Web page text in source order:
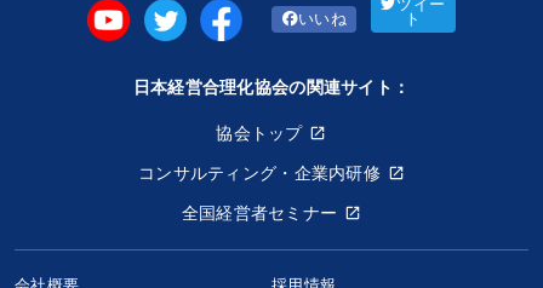
いいね
ツイー
ト
日本経営合理化協会の関連サイト：
協会トップ
コンサルティング・企業内研修
全国経営者セミナー